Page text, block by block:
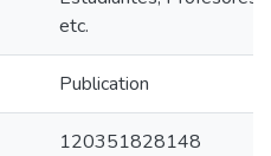
etc.
Publication
120351828148